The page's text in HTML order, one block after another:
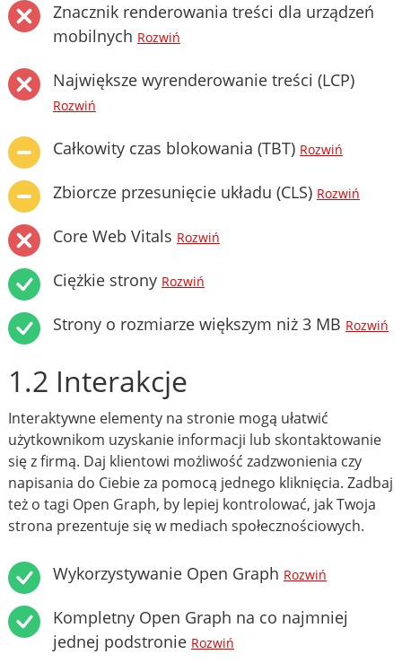
Znacznik renderowania treści dla urządzeń
mobilnych Rozwiń
Największe wyrenderowanie treści (LCP)
Rozwiń
Całkowity czas blokowania (TBT) Rozwiń
Zbiorcze przesunięcie układu (CLS) Rozwiń
Core Web Vitals Rozwiń
Ciężkie strony Rozwiń
Strony o rozmiarze większym niż 3 MB Rozwiń
1.2 Interakcje
Interaktywne elementy na stronie mogą ułatwić
użytkownikom uzyskanie informacji lub skontaktowanie
się z firmą. Daj klientowi możliwość zadzwonienia czy
napisania do Ciebie za pomocą jednego kliknięcia. Zadbaj
też o tagi Open Graph, by lepiej kontrolować, jak Twoja
strona prezentuje się w mediach społecznościowych.
Wykorzystywanie Open Graph Rozwiń
Kompletny Open Graph na co najmniej
jednej podstronie Rozwiń